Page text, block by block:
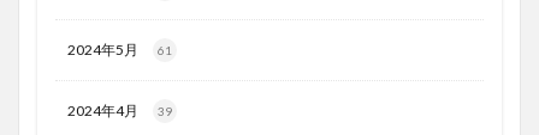
2024年5月 61
2024年4月 39